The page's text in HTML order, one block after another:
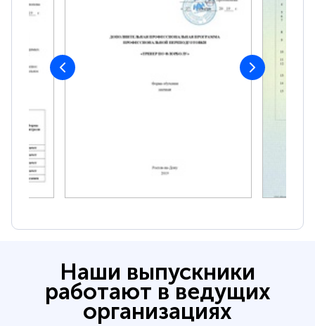
Наши выпускники
работают в ведущих
организациях